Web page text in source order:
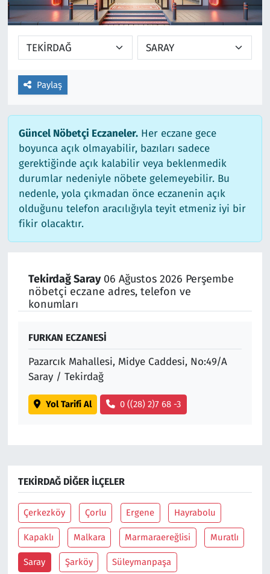
Paylaş
Güncel Nöbetçi Eczaneler.Her eczane gece
boyunca açık olmayabilir, bazıları sadece
gerektiğinde açık kalabilir veya beklenmedik
durumlar nedeniyle nöbete gelemeyebilir. Bu
nedenle, yola çıkmadan önce eczanenin açık
olduğunu telefon aracılığıyla teyit etmeniz iyi bir
fikir olacaktır.
Tekirdağ Saray06 Ağustos 2026 Perşembe
nöbetçi eczane adres, telefon ve
konumları
FURKAN ECZANESİ
Pazarcık Mahallesi, Midye Caddesi, No:49/A
Saray / Tekirdağ
Yol Tarifi Al 0 ((28) 2)7 68 -3
TEKIRDAĞ DIĞER İLÇELER
Çerkezköy Çorlu Ergene Hayrabolu
Kapaklı Malkara Marmaraereğlisi Muratlı
Saray Şarköy Süleymanpaşa
Ekonomi
Siyaset
Foto Galeri
Video
Yazarlar
Ara
Gündem
Kapaklı
Kırklareli
Kültür Sanat
Malkara
Marmaraereğlisi
Sağlık
Siyaset
Süleymanpaşa